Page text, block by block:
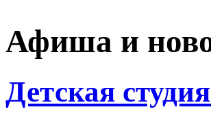
Афиша и
Детская